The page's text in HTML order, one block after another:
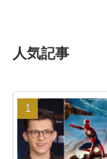
人気記事